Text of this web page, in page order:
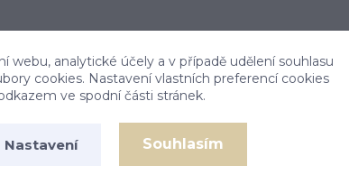
přírodní říční perlou. Průměr
webu, analytické účely a v případě udělení souhlasu
cookies. Nastavení vlastních preferencí cookies
ve spodní části stránek.
Nastavení Souhlasím